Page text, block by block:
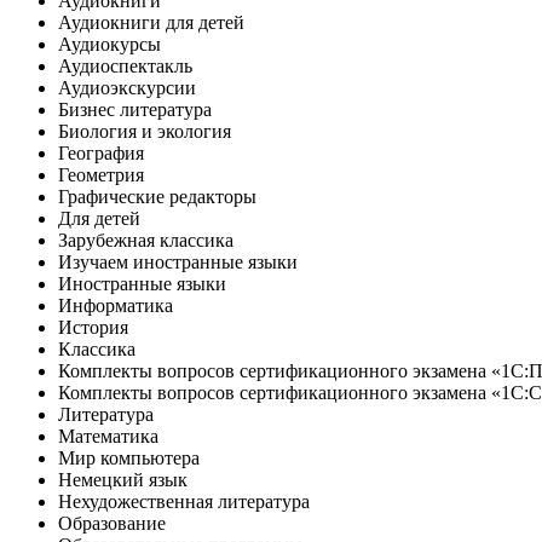
Аудиокниги для детей
Аудиокурсы
Аудиоспектакль
Аудиоэкскурсии
Бизнес литература
Биология и экология
География
Геометрия
Графические редакторы
Для детей
Зарубежная классика
Изучаем иностранные языки
Иностранные языки
Информатика
История
Классика
Комплекты вопросов сертификационного экзамена
Комплекты вопросов сертификационного экзамена
Литература
Математика
Мир компьютера
Немецкий язык
Нехудожественная литература
Образование